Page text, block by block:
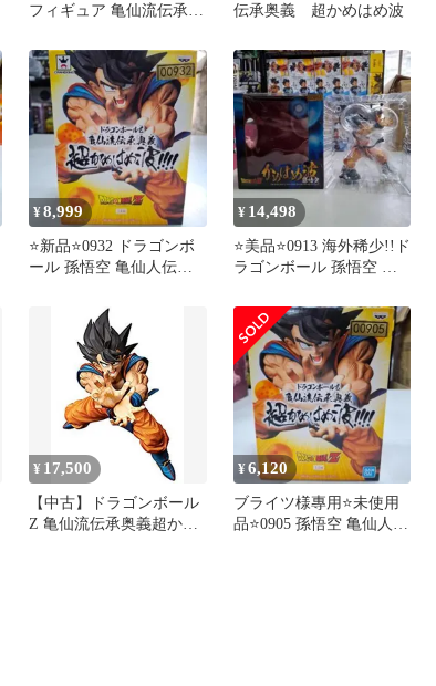
フィギュア 亀仙流伝承奥
伝承奥義 超かめはめ波
¥8,999
⭐新品⭐0932 ドラゴンボ
ール 孫悟空 亀仙人伝承
¥ 14,498
⭐美品⭐0913 海外稀少!!ド
ラゴンボール 孫悟空 亀
¥ 17,500
【中古】ドラゴンボール
Z 亀仙流伝承奥義超かめ
¥6,120
ブライツ様專用⭐未使用
品⭐0905 孫悟空 亀仙人伝